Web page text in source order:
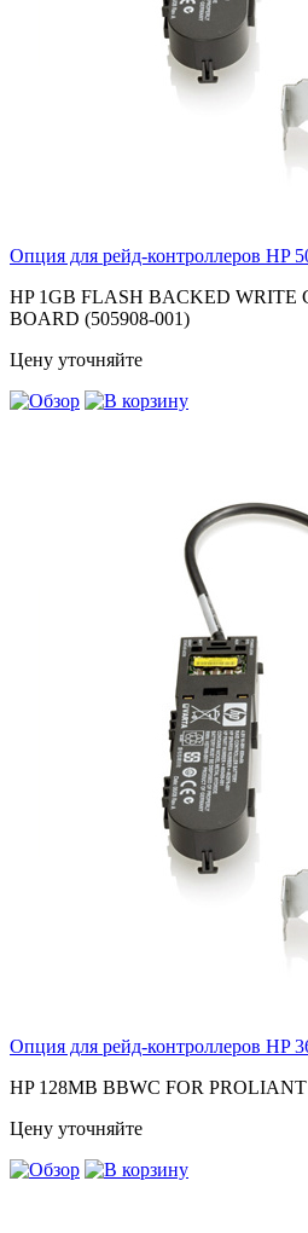
Опция для pейд-контроллеров HP
HP 1GB FLASH BACKED WRITE
BOARD (505908-001)
Цену уточняйте
Опция для pейд-контроллеров HP
HP 128MB BBWC FOR
Цену уточняйте